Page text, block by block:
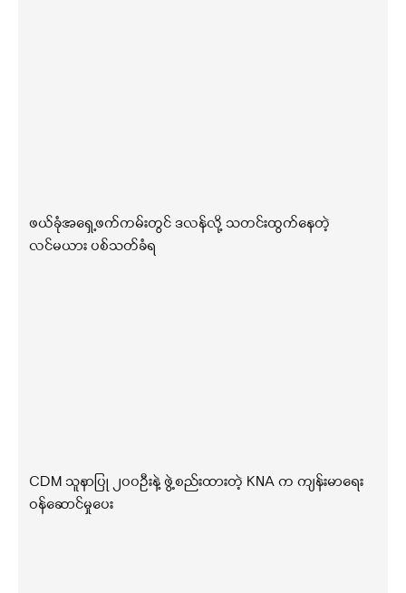
ဖယ်ခုံအရှေ့ဖက်ကမ်းတွင် ဒလန်လို့ သတင်းထွက်နေတဲ့
လင်မယား ပစ်သတ်ခံရ
CDM သူနာပြု ၂၀၀ဦးနဲ့ ဖွဲ့စည်းထားတဲ့ KNA က ကျန်းမာရေး
ဝန်ဆောင်မှုပေး